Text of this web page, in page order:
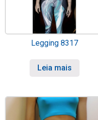
Legging 8317
Leia mais